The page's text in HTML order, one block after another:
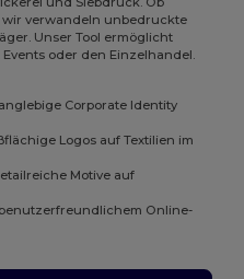
wir verwandeln unbedruckte
Unser Tool ermöglicht
oder den Einzelhandel.
Corporate Identity
Logos auf Textilien im
Motive auf
Online-